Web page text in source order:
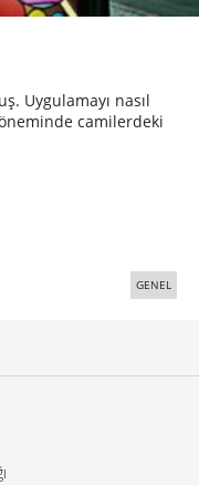
Uygulamayı nasıl
camilerdeki
GENEL